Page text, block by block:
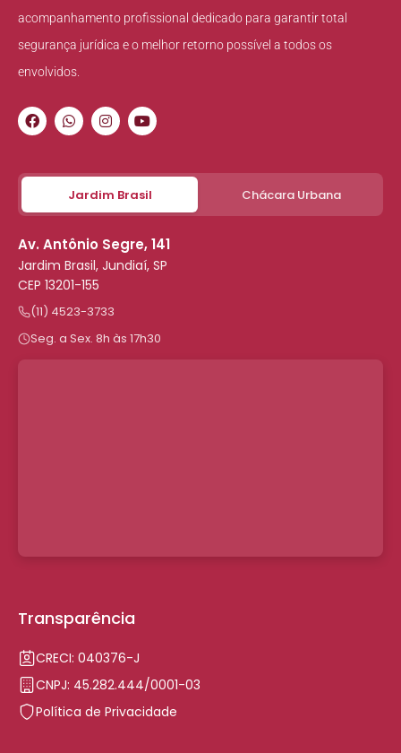
acompanhamento profissional dedicado para garantir total
segurança jurídica e o melhor retorno possível a todos os
envolvidos.
Jardim Brasil Chácara Urbana
Av. Antônio Segre, 141
Jardim Brasil, Jundiaí, SP
CEP 13201-155
(11) 4523-3733
Seg. a Sex. 8h às 17h30
Transparência
CRECI: 040376-J
CNPJ: 45.282.444/0001-03
Política de Privacidade